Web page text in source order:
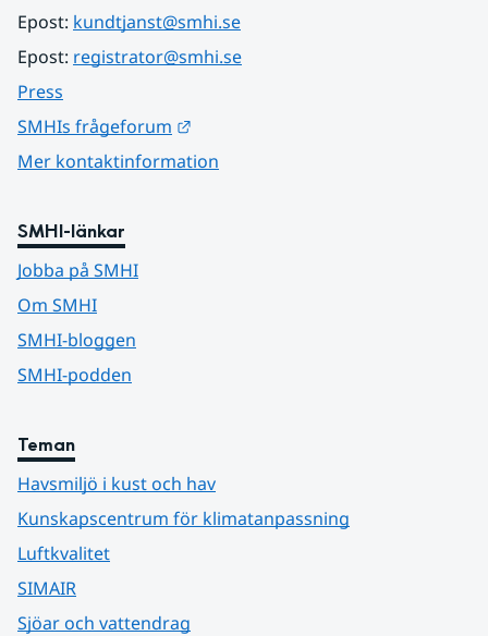
Epost: kundtjanst@smhi.se
Epost: registrator@smhi.se
Press
SMHIs frågeforum
Mer kontaktinformation
SMHI-länkar
Jobba på SMHI
Om SMHI
SMHI-bloggen
SMHI-podden
Teman
Havsmiljö i kust och hav
Kunskapscentrum för klimatanpassning
Luftkvalitet
SIMAIR
Sjöar och vattendrag